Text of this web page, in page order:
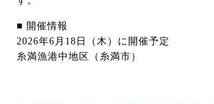
■ 開催情報
2026年6月18日（木）に開催予定
糸満漁港中地区（糸満市）